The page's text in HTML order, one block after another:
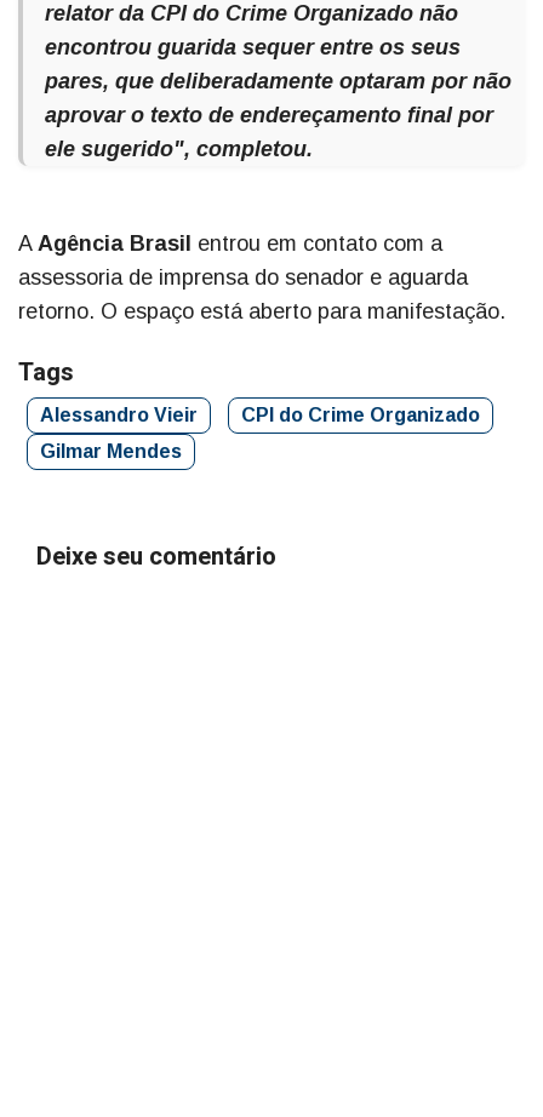
relator da CPI do Crime Organizado não
encontrou guarida sequer entre os seus
pares, que deliberadamente optaram por não
aprovar o texto de endereçamento final por
ele sugerido", completou.
A Agência Brasil entrou em contato com a
assessoria de imprensa do senador e aguarda
retorno. O espaço está aberto para manifestação.
Tags
Alessandro Vieir
CPI do Crime Organizado
Gilmar Mendes
Deixe seu comentário